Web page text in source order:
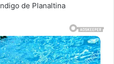
de Planaltina